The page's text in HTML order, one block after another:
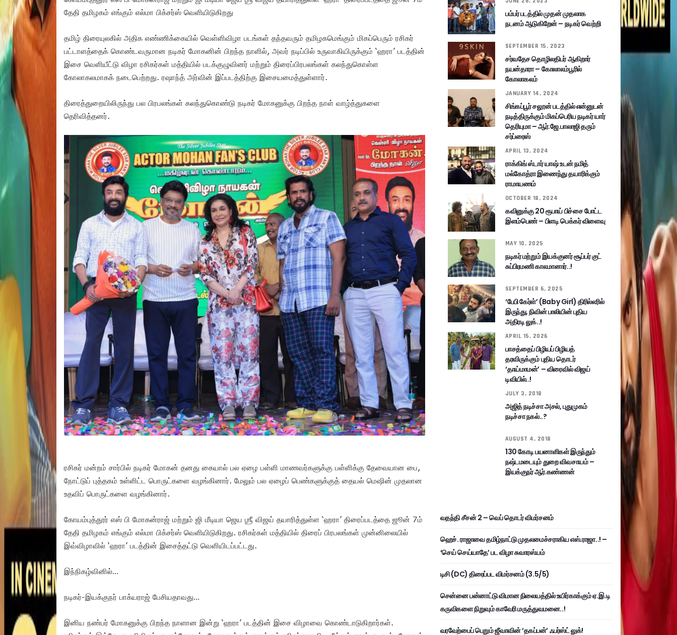
தேதி தமிழகம் எங்கும் எல்மா பிக்சர்ஸ் வெளியிடுகிறது
தமிழ் திரையுலகில் அதிக எண்ணிக்கையில் வெள்ளிவிழா படங்கள் தந்தவரும் தமிழகமெங்கும் மிகப்பெரும் ரசிகர்
பட்டாளத்தைக் கொண்டவருமான நடிகர் மோகனின் பிறந்த நாளில், அவர் நடிப்பில் உருவாகியிருக்கும் ‘ஹரா’ படத்தின்
இசை வெளியீட்டு விழா ரசிகர்கள் மத்தியில் படக்குழுவினர் மற்றும் திரைப்பிரபலங்கள் கலந்துகொள்ள
கோலாகலமாகக் நடைபெற்றது. ரஷாந்த் அர்வின் இப்படத்திற்கு இசையமைத்துள்ளார்.
திரைத்துறையிலிருந்து பல பிரபலங்கள் கலந்துகொண்டு நடிகர் மோகனுக்கு பிறந்த நாள் வாழ்த்துகளை
தெரிவித்தனர்.
ரசிகர் மன்றம் சார்பில் நடிகர் மோகன் தனது கையால் பல ஏழை பள்ளி மாணவர்களுக்கு பள்ளிக்கு தேவையான பை,
நோட்டுப் புத்தகம் உள்ளிட்ட பொருட்களை வழங்கினார். மேலும் பல ஏழைப் பெண்களுக்குத் தையல் மெஷின் முதலான
உதவிப் பொருட்களை வழங்கினார்.
கோயம்புத்தூர் எஸ் பி மோகன்ராஜ் மற்றும் ஜி மீடியா ஜெய ஶ்ரீ விஜய் தயாரித்துள்ள ‘ஹரா’ திரைப்படத்தை ஜூன் 7ம்
தேதி தமிழகம் எங்கும் எல்மா பிக்சர்ஸ் வெளியிடுகிறது. ரசிகர்கள் மத்தியில் திரைப் பிரபலங்கள் முன்னிலையில்
இவ்விழாவில் ‘ஹரா’ படத்தின் இசைத்தட்டு வெளியிடப்பட்டது.
இந்நிகழ்வினில்…
நடிகர்-இயக்குநர் பாக்யராஜ் பேசியதாவது…
இனிய நண்பர் மோகனுக்கு பிறந்த நாளான இன்று ‘ஹரா’ படத்தின் இசை விழாவை கொண்டாடுகிறார்கள்.
பம்பர் படத்தில் முதன் முதலாக
நடனம் ஆடுகிறேன் – நடிகர் வெற்றி
SEPTEMBER 15, 2023
சர்வதேச தொழிலதிபர் ஆகிறார்
நயன்தாரா – கோலாலம்பூரில்
கோலாகலம்
JANUARY 14, 2024
சிங்கப்பூர் சலூன் படத்தில் என்னுடன்
நடித்திருக்கும் மிகப்பெரிய நடிகர் யார்
தெரியுமா – ஆர்.ஜே.பாலாஜி தரும்
சர்ப்ரைஸ்
APRIL 13, 2024
ராக்கிங் ஸ்டார் யாஷ் உடன் நமித்
மல்கோத்ரா இணைந்து தயாரிக்கும்
ராமாயணம்
OCTOBER 18, 2024
கவினுக்கு 20 ரூபாய் பிச்சை போட்ட
இளம்பெண் – பிளடி பெக்கர் விளைவு
MAY 10, 2025
நடிகர் மற்றும் இயக்குனர் சூப்பர் குட்
சுப்பிரமணி காலமானார்..!
SEPTEMBER 6, 2025
‘பேபி கேர்ள்’ (Baby Girl) திரில்லரில்
இருந்து, நிவின் பாலியின் புதிய
அதிரடி லுக்..!
APRIL 15, 2026
பாசத்தைப் பிழியப் பிழியத்
தரவிருக்கும் புதிய தொடர்
‘தாய்மாமன்’ – விரைவில் விஜய்
டிவியில்..!
JULY 3, 2018
அஜித் நடிச்சா அசல், புதுமுகம்
நடிச்சா நகல்..?
AUGUST 4, 2018
130 கோடி பயனாளிகள் இருந்தும்
நஷ்டமடையும் துறை விவசாயம் –
இயக்குநர் ஆர்.கண்ணன்
வதந்தி சீசன் 2 – வெப் தொடர் விமர்சனம்
ஹெச். ராஜாவை தமிழ்நாட்டு முதலமைச்சராகிய எஸ்.ராஜா..! –
‘செய் செய்யாதே’ பட விழா சுவாரஸ்யம்
டிசி (DC) திரைப்பட விமர்சனம் (3.5/5)
சென்னை பன்னாட்டு விமான நிலையத்தில் உயிர்காக்கும் ஏ.இ.டி
கருவிகளை நிறுவும் காவேரி மருத்துவமனை..!
வரவேற்பைப் பெறும் ஜீவாவின் ‘தகப்பன்’ ஃபர்ஸ்ட் லுக்!